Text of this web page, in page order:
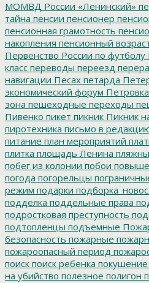
МОМВД России «Ленинский»
тайна пенсии пенсионер
пенсионная грамотность
накопления пенсионный
Первенство России по футболу
класс переводы переезд
навигации Песах петарда
экономический форум Петровка
зона пешеходные переходы
Пивенко пикет пикник Пикник
пиротехника письмо в
питание план мероприятий
плитка площадь Ленина
побег из колонии побои
погода погорельцы
режим подарки
подделка поддельные права
подростковая преступность
подтопленцы подъемные
безопасность пожарные
пожароопасный период
поиск поиск ребенка покушение
на убийство полезное полигон